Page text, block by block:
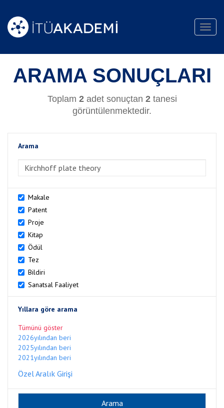
ARAMA SONUÇLARI
Toplam 2adet sonuçtan 2tanesi
görüntülenmektedir.
Arama
Makale
Patent
Proje
Kitap
Ödül
Tez
Bildiri
Sanatsal Faaliyet
Yıllara göre arama
Tümünü göster
2026yılından beri
2025yılından beri
2021yılından beri
Özel Aralık Girişi